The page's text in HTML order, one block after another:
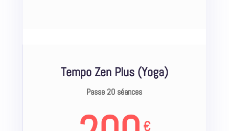
Tempo Zen Plus (Yoga)
Passe 20 séances
€